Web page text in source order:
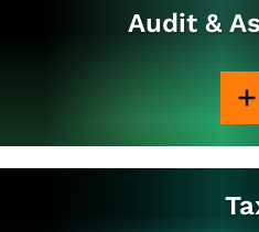
Audit &